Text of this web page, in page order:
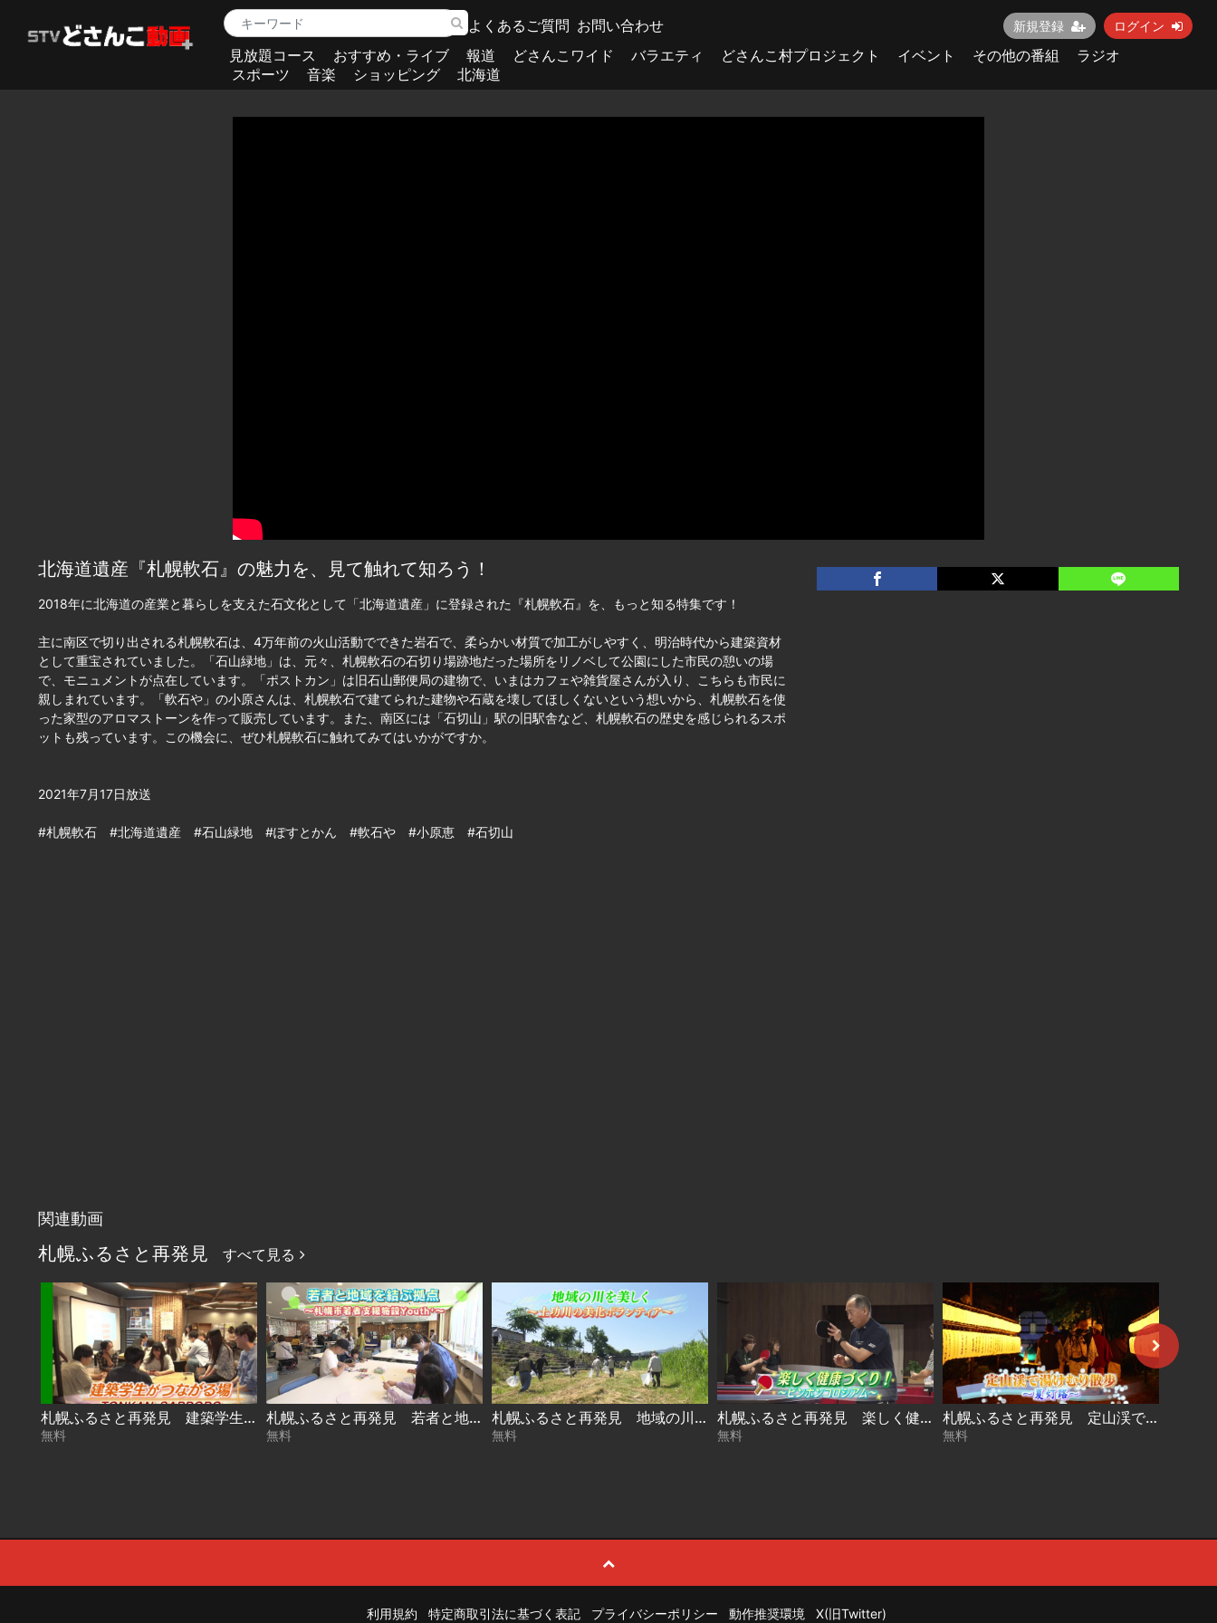
よくあるご質問 お問い合わせ 新規登録 ログイン
見放題コース おすすめ・ライブ 報道 どさんこワイド バラエティ どさんこ村プロジェクト イベント その他の番組
ラジオ
スポーツ
音楽 ショッピング 北海道
北海道遺産『札幌軟石』の魅力を、見て触れて知ろう！
2018年に北海道の産業と暮らしを支えた石文化として「北海道遺産」に登録された『札幌軟石』を、もっと知る特集です！
主に南区で切り出される札幌軟石は、4万年前の火山活動でできた岩石で、柔らかい材質で加工がしやすく、明治時代から建築資材
として重宝されていました。「石山緑地」は、元々、札幌軟石の石切り場跡地だった場所をリノベして公園にした市民の憩いの場
で、モニュメントが点在しています。「ポストカン」は旧石山郵便局の建物で、いまはカフェや雑貨屋さんが入り、こちらも市民に
親しまれています。「軟石や」の小原さんは、札幌軟石で建てられた建物や石蔵を壊してほしくないという想いから、札幌軟石を使
った家型のアロマストーンを作って販売しています。また、南区には「石切山」駅の旧駅舎など、札幌軟石の歴史を感じられるスポ
ットも残っています。この機会に、ぜひ札幌軟石に触れてみてはいかがですか。
2021年7月17日放送
#札幌軟石 #北海道遺産 #石山緑地 #ぽすとかん #軟石や #小原恵 #石切山
関連動画
札幌ふるさと再発見 すべて見る
札幌ふるさと再発見 建築学生がつながる場～TONKAN SAPPORO～2026年8月1日放送
無料
札幌ふるさと再発見 若者と地域を結ぶ拠点～札幌市若者支援施設 Youth⁺～2026年7月25日放送
無料
札幌ふるさと再発見 地域の川を美しく～土功川の美化ボランティア～2026年7月18日放送
無料
札幌ふるさと再発見 楽しく健康づくり！～ピンポンコロシアム～2026年7月11日放送
無料
札幌ふるさと再発見 定山渓で湯けむり散歩～夏灯路～2026年7月4日放送
無料
利用規約 特定商取引法に基づく表記 プライバシーポリシー 動作推奨環境 X(旧Twitter)